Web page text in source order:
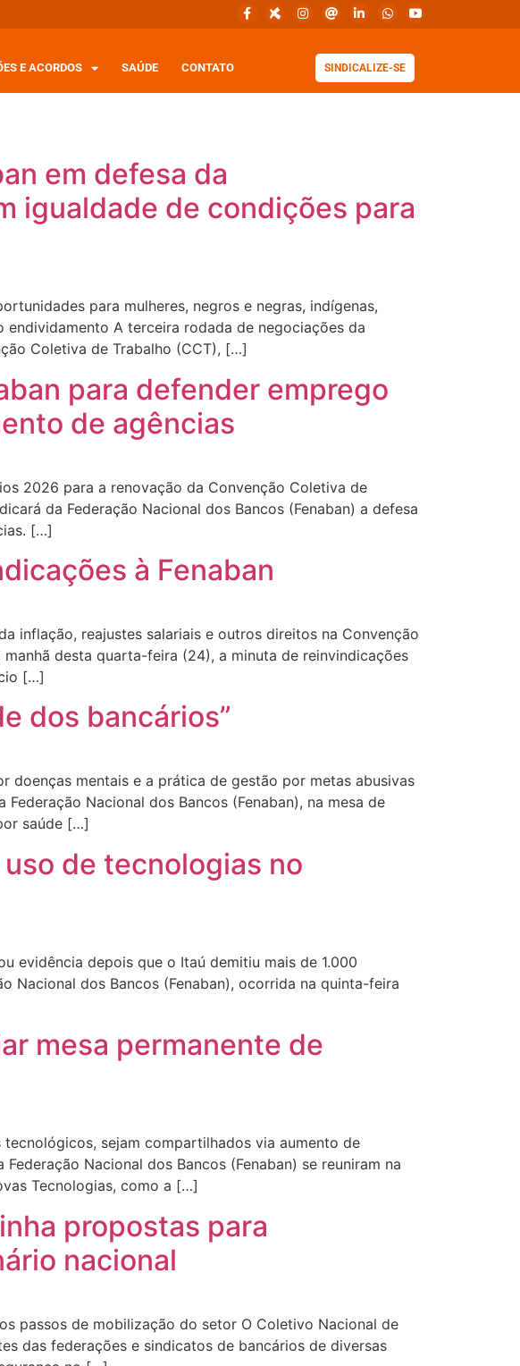
E ACORDOS SAÚDE CONTATO SINDICALIZE-SE
em defesa da
igualdade de condições para
para mulheres, negros e negras, indígenas,
endividamento A terceira rodada de negociações da
Coletiva de Trabalho (CCT), […]
para defender emprego
de agências
2026 para a renovação da Convenção Coletiva de
da Federação Nacional dos Bancos (Fenaban) a defesa
[…]
à Fenaban
inflação, reajustes salariais e outros direitos na Convenção
desta quarta-feira (24), a minuta de reinvindicações
[…]
dos bancários”
doenças mentais e a prática de gestão por metas abusivas
Nacional dos Bancos (Fenaban), na mesa de
saúde […]
de tecnologias no
evidência depois que o Itaú demitiu mais de 1.000
Nacional dos Bancos (Fenaban), ocorrida na quinta-feira
mesa permanente de
sejam compartilhados via aumento de
Nacional dos Bancos (Fenaban) se reuniram na
Tecnologias, como a […]
propostas para
nacional
passos de mobilização do setor O Coletivo Nacional de
das federações e sindicatos de bancários de diversas